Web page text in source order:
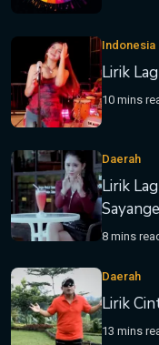
Indonesia
Lirik
10 mins
Daerah
Lirik
Sayange
8 mins
Daerah
Lirik
13 mins